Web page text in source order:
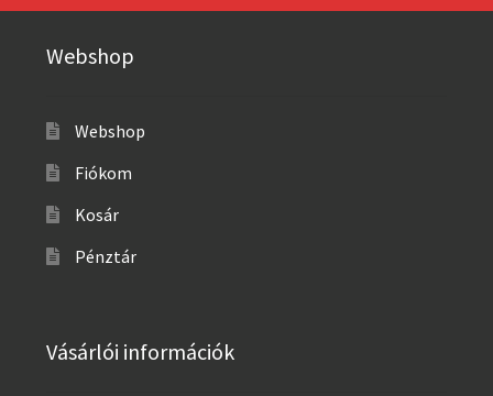
Webshop
Webshop
Fiókom
Kosár
Pénztár
Vásárlói információk